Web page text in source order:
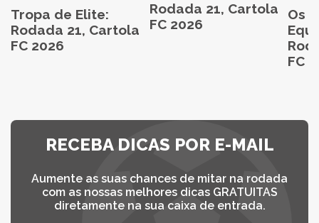
Tropa de Elite:
Rodada 21, Cartola
FC 2026
Rodada 21, Cartola
FC 2026
Os
FC
RECEBA DICAS POR E-MAIL
Aumente as suas chances de mitar na rodada
com as nossas melhores dicas GRATUITAS
diretamente na sua caixa de entrada.